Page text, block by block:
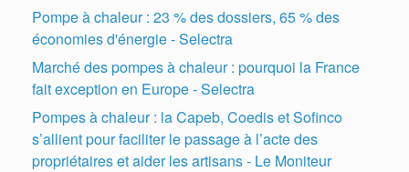
Pompe à chaleur : 23 % des dossiers, 65 % des
économies d'énergie - Selectra
Marché des pompes à chaleur : pourquoi la France
fait exception en Europe - Selectra
Pompes à chaleur : la Capeb, Coedis et Sofinco
s’allient pour faciliter le passage à l’acte des
propriétaires et aider les artisans - Le Moniteur